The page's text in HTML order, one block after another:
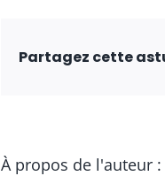
Partagez cette
À propos de l'auteur :